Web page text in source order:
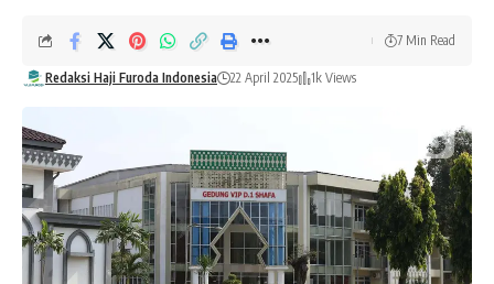
Redaksi Haji Furoda Indonesia 22 April 2025 1k Views
7 Min Read